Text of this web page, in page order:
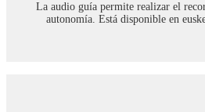
La audio guía permite realizar el
autonomía. Está disponible en